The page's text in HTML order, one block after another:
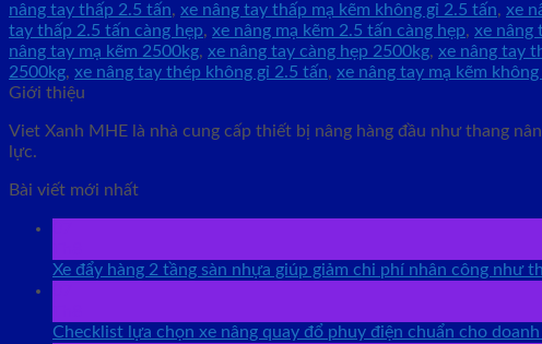
nâng tay thấp 2.5 tấn, xe nâng tay thấp mạ kẽm không gỉ 2.5 tấn, xe
tay thấp 2.5 tấn càng hẹp, xe nâng mạ kẽm 2.5 tấn càng hẹp, xe nâng
nâng tay mạ kẽm 2500kg, xe nâng tay càng hẹp 2500kg, xe nâng tay
2500kg, xe nâng tay thép không gỉ 2.5 tấn, xe nâng tay mạ kẽm
Giới thiệu
Viet Xanh MHE là nhà cung cấp thiết bị nâng hàng đầu như thang
lực.
Bài viết mới nhất
Xe đẩy hàng 2 tầng sàn nhựa giúp giảm chi phí nhân công như
Checklist lựa chọn xe nâng quay đổ phuy điện chuẩn cho